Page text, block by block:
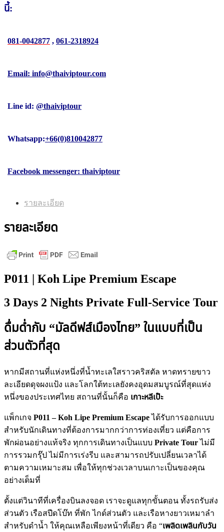
นี้:
081-0042877 , 061-2318924
Email: info@thaiviptour.com
Line id: @thaiviptour
Whatsapp:+66(0)810042877
Facebook messenger: thaiviptour
รายละเอียด
รายละเอียด
P011 | Koh Lipe Premium Escape
3 Days 2 Nights Private Full-Service Tour
ดื่มด่ำกับ “มัลดีฟส์เมืองไทย” ในแบบที่เป็น
ส่วนตัวที่สุด
หากมีสถานที่แห่งหนึ่งที่น้ำทะเลใสราวคริสตัล หาดทรายขาว
ละเอียดดุจผงแป้ง และโลกใต้ทะเลยังคงอุดมสมบูรณ์ที่สุดแห่ง
หนึ่งของประเทศไทย สถานที่นั้นก็คือ เกาะหลีเป๊ะ
แพ็กเกจ P011 – Koh Lipe Premium Escapeได้รับการออกแบบ
สำหรับนักเดินทางที่ต้องการมากกว่าการท่องเที่ยว แต่คือการ
พักผ่อนอย่างแท้จริง ทุกการเดินทางเป็นแบบ Private Tourไม่มี
การรวมกรุ๊ป ไม่มีการเร่งรีบ และสามารถปรับเปลี่ยนเวลาได้
ตามความเหมาะสม เพื่อให้ทุกช่วงเวลาบนเกาะเป็นของคุณ
อย่างเต็มที่
ตั้งแต่วินาทีที่เครื่องบินลงจอด เราจะดูแลทุกขั้นตอน ทั้งรถรับส่ง
ส่วนตัว เรือสปีดโบ๊ท ที่พัก ไกด์ส่วนตัว และเรือหางยาวเหมาลำ
สำหรับดำน้ำ ให้คุณเหลือเพียงหน้าที่เดียว คือ “เพลิดเพลินกับวัน